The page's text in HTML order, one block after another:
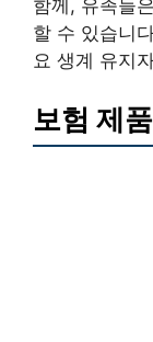
함께, 유족들
할 수 있습니
요 생계 유지
보험 제